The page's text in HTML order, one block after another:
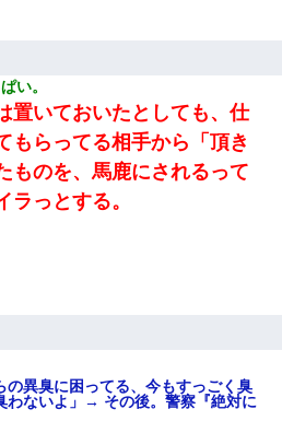
い。
置いておいたとしても、仕
もらってる相手から「頂き
ものを、馬鹿にされるって
ラっとする。
の異臭に困ってる、今もすっごく臭
わないよ」→ その後。警察『絶対に